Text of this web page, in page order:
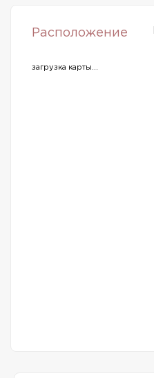
Расположение
загрузка карты...